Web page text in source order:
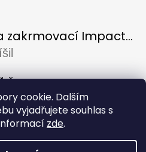
cookie. Dalším
vyjadřujete souhlas s
zde.
Fox Raketa zakrmovací Impact Spod
je 5 z 5 hvězdiček.
Box
je 5 z 5 hvězdiček.
za mě úžasný i krásně